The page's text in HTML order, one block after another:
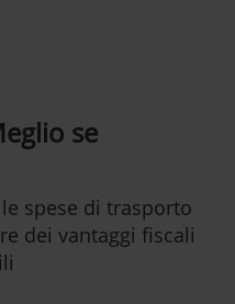
se
spese di trasporto
dei vantaggi fiscali